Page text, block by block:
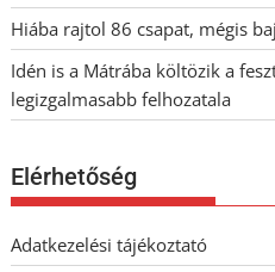
Hiába rajtol 86 csapat, mégis
Idén is a Mátrába költözik a
legizgalmasabb felhozatala
Elérhetőség
Adatkezelési tájékoztató